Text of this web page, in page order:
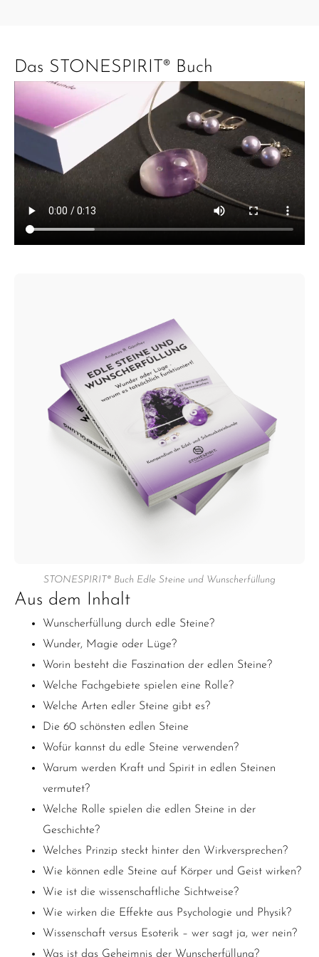
Das STONESPIRIT® Buch
STONESPIRIT® Buch Edle Steine und Wunscherfüllung
Aus dem Inhalt
Wunscherfüllung durch edle Steine?
Wunder, Magie oder Lüge?
Worin besteht die Faszination der edlen Steine?
Welche Fachgebiete spielen eine Rolle?
Welche Arten edler Steine gibt es?
Die 60 schönsten edlen Steine
Wofür kannst du edle Steine verwenden?
Warum werden Kraft und Spirit in edlen Steinen
vermutet?
Welche Rolle spielen die edlen Steine in der
Geschichte?
Welches Prinzip steckt hinter den Wirkversprechen?
Wie können edle Steine auf Körper und Geist wirken?
Wie ist die wissenschaftliche Sichtweise?
Wie wirken die Effekte aus Psychologie und Physik?
Wissenschaft versus Esoterik – wer sagt ja, wer nein?
Was ist das Geheimnis der Wunscherfüllung?